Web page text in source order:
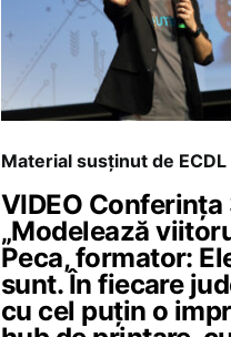
Material susținut de ECDL
VIDEO Conferința
„Modelează
Peca, formator:
sunt. În fiecare
cu cel puțin o